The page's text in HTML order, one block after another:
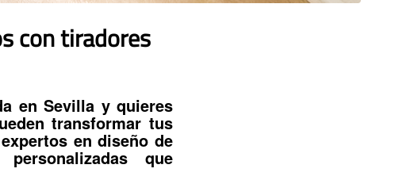
con tiradores
en Sevilla y quieres
transformar tus
endiseño de
que